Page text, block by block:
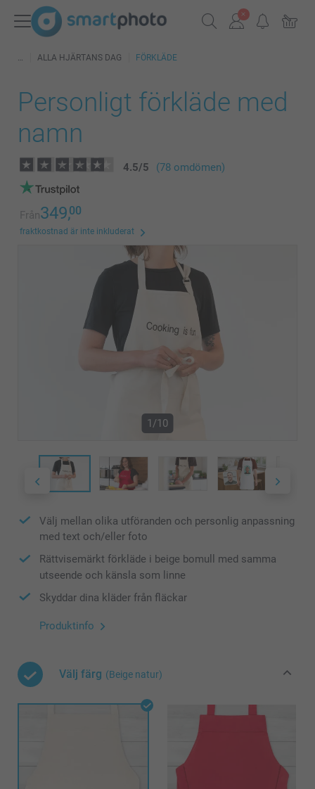
ALLA HJÄRTANS DAG FÖRKLÄDE
Personligt förkläde med
namn
4.5/5 (78 omdömen)
Från349,00
fraktkostnad är inte inkluderat
1/10
Välj mellan olika utföranden och personlig anpassning
med text och/eller foto
Rättvisemärkt förkläde i beige bomull med samma
utseende och känsla som linne
Skyddar dina kläder från fläckar
Produktinfo
Välj färg (Beige natur)